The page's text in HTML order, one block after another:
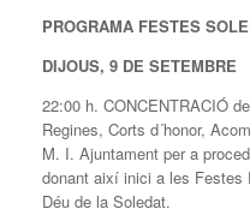
PROGRAMA FESTES
DIJOUS, 9 DE SETEMBRE
22:00 h. CONCENTRACIÓ
Regines, Corts d´honor,
M. I. Ajuntament per a
donant així inici a les Festes
Déu de la Soledat.